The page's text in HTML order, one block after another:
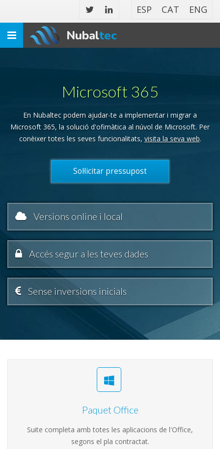
ESP CAT ENG
Toggle
navigation
Nubaltec
Microsoft 365
En Nubaltec podem ajudar-te a implementar i migrar a
Microsoft 365, la solució d'ofimàtica al núvol de Microsoft. Per
conèixer totes les seves funcionalitats, visita la seva web.
Sol·licitar pressupost
Versions online i local
Accés segur a les teves dades
Sense inversions inicials
Paquet Office
Suite completa amb totes les aplicacions de l'Office,
segons el pla contractat.